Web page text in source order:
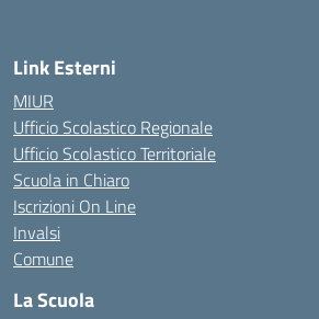
Link Esterni
MIUR
Ufficio Scolastico Regionale
Ufficio Scolastico Territoriale
Scuola in Chiaro
Iscrizioni On Line
Invalsi
Comune
La Scuola